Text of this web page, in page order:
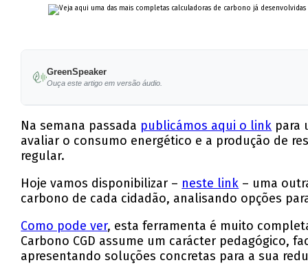
GreenSpeaker
Ouça este artigo em versão áudio.
Na semana passada publicámos aqui o link para
avaliar o consumo energético e a produção de
regular.
Hoje vamos disponibilizar – neste link – uma
carbono de cada cidadão, analisando opções
Como pode ver, esta ferramenta é muito
Carbono CGD assume um carácter pedagógico,
apresentando soluções concretas para a sua